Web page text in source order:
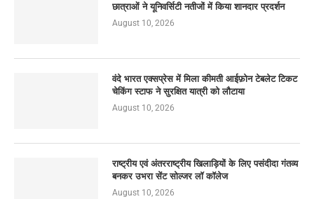
छात्राओं ने यूनिवर्सिटी नतीजों में किया शानदार प्रदर्शन
August 10, 2026
वंदे भारत एक्सप्रेस में मिला कीमती आईफ़ोन टेबलेट टिकट
चेकिंग स्टाफ ने सुरक्षित यात्री को लौटाया
August 10, 2026
राष्ट्रीय एवं अंतरराष्ट्रीय खिलाड़ियों के लिए पसंदीदा गंतव्य
बनकर उभरा सेंट सोल्जर लॉ कॉलेज
August 10, 2026